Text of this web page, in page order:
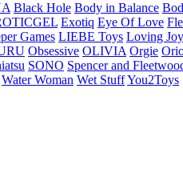
Black Hole Body in Balance
Exotiq Eye Of Love
Games LIEBE Toys Loving Joy
Obsessive OLIVIA Orgie
SONO Spencer and
Water Woman Wet StuffYou2Toys